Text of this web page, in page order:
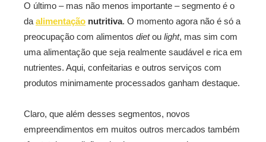
O último – mas não menos importante – segmento é o
da alimentação nutritiva. O momento agora não é só a
preocupação com alimentos dietou light, mas sim com
uma alimentação que seja realmente saudável e rica em
nutrientes. Aqui, confeitarias e outros serviços com
produtos minimamente processados ganham destaque.
Claro, que além desses segmentos, novos
empreendimentos em muitos outros mercados também